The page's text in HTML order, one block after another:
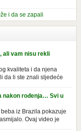
i da se zapali
ali vam nisu rekli
kvaliteta i da njena
da li ste znali sljedeće
kutiji,
nezamenljiv inventar
odvajaju od nje, pa je
nakon rođenja… Svi u
iz Brazila pokazuje
Ovaj video je